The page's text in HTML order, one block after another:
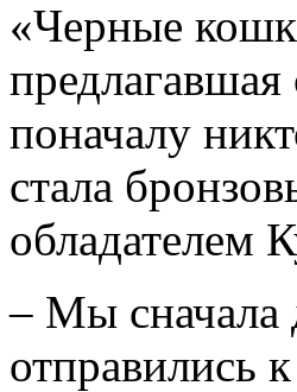
«Черные
поначалу
стала
обладателем
– Мы сначала
отправились